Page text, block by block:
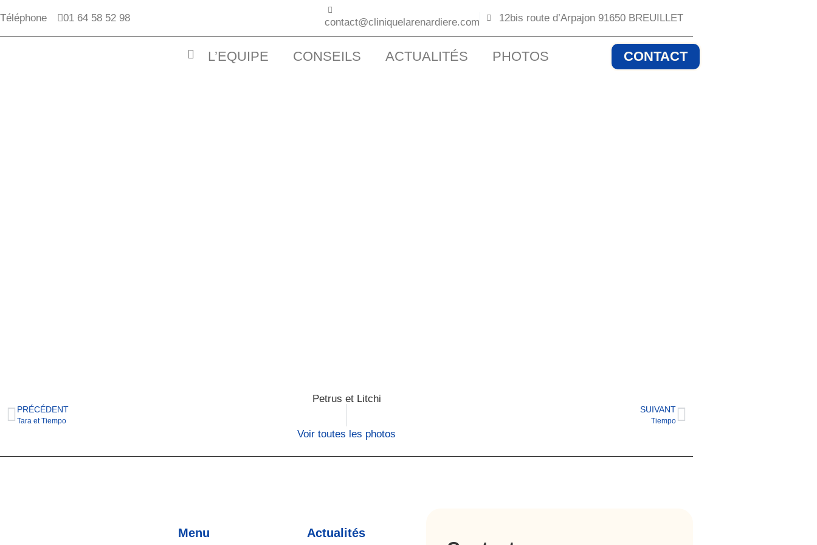
Téléphone 01 64 58 52 98 contact@cliniquelarenardiere.com 12bis route d’Arpajon 91650 BREUILLET
L’EQUIPE CONSEILS ACTUALITÉS PHOTOS CONTACT
Petrus et Litchi
PRÉCÉDENT
Tara et Tiempo
SUIVANT
Tiempo
Voir toutes les photos
Menu Actualités